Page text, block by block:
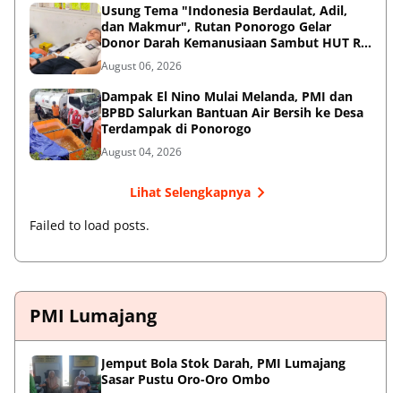
Usung Tema "Indonesia Berdaulat, Adil,
dan Makmur", Rutan Ponorogo Gelar
Donor Darah Kemanusiaan Sambut HUT RI
ke-81
August 06, 2026
Dampak El Nino Mulai Melanda, PMI dan
BPBD Salurkan Bantuan Air Bersih ke Desa
Terdampak di Ponorogo
August 04, 2026
Lihat Selengkapnya
Failed to load posts.
PMI Lumajang
Jemput Bola Stok Darah, PMI Lumajang
Sasar Pustu Oro-Oro Ombo